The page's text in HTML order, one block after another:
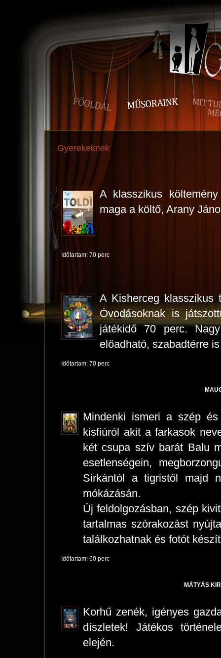
Gyerekeknek
A klasszikus
maga a költő, Arany
Időtartam: 70 perc
A Kisherceg klasszikus
Óvodásoknak is
játékidő 70 perc.
előadható, szabadtérre
Időtartam: 70 perc
Mindenki ismeri a szép
kisfiúról akit a farkasok
két csupa szív barát Balu
esetlenségein,
Sirkántól a tigristől majd
mókázásán.
Új feldolgozásban, szép
tartalmas szórakozást
találkozhatnak és fotót
Időtartam: 60 perc
MÁTYÁS
Korhű zenék, igényes
díszletek! Játékos
elején.